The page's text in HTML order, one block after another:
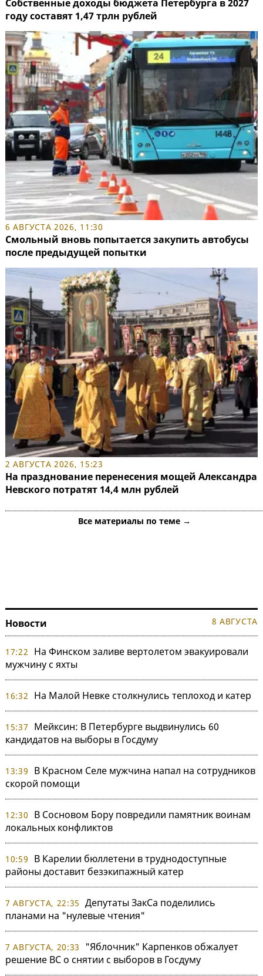
Собственные доходы бюджета Петербурга в 2027
году составят 1,47 трлн рублей
6 АВГУСТА 2026, 11:30
Смольный вновь попытается закупить автобусы
после предыдущей попытки
2 АВГУСТА 2026, 15:23
На празднование перенесения мощей Александра
Невского потратят 14,4 млн рублей
Все материалы по теме →
Новости 8 АВГУСТА
17:22
На Финском заливе вертолетом эвакуировали
мужчину с яхты
16:32 На Малой Невке столкнулись теплоход и катер
15:37
Мейксин: В Петербурге выдвинулись 60
кандидатов на выборы в Госдуму
13:39
В Красном Селе мужчина напал на сотрудников
скорой помощи
12:30
В Сосновом Бору повредили памятник воинам
локальных конфликтов
10:59
В Карелии бюллетени в труднодоступные
районы доставит безэкипажный катер
7 АВГУСТА, 22:35 Депутаты ЗакСа поделились
планами на "нулевые чтения"
7 АВГУСТА, 20:33
"Яблочник" Карпенков обжалует
решение ВС о снятии с выборов в Госдуму